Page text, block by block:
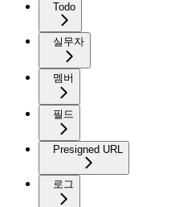
Todo
실무자
멤버
필드
Presigned URL
로그